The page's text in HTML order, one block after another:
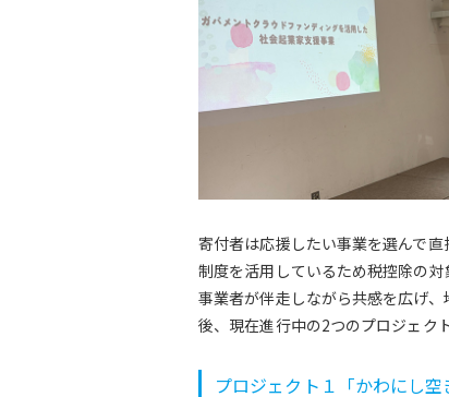
寄付者は応援したい事業を選んで
制度を活用しているため税控除の
事業者が伴走しながら共感を広げ
後、現在進行中の2つのプロジェク
プロジェクト１「かわにし空